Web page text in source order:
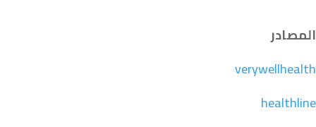
المصادر
verywellhealth
healthline